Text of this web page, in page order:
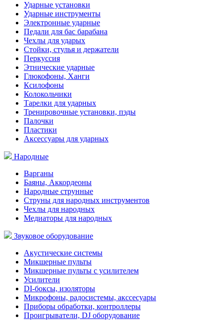
Ударные установки
Ударные инструменты
Электронные ударные
Педали для бас барабана
Чехлы для ударых
Стойки, стулья и держатели
Перкуссия
Этнические ударные
Глюкофоны, Ханги
Ксилофоны
Колокольчики
Тарелки для ударных
Тренировочные установки, пэды
Палочки
Пластики
Аксессуары для ударных
Народные
Варганы
Баяны, Аккордеоны
Народные струнные
Струны для народных инструментов
Чехлы для народных
Медиаторы для народных
Звуковое оборудование
Акустические системы
Микшерные пульты
Микшерные пульты с усилителем
Усилители
DI-боксы, изоляторы
Микрофоны, радосистемы, акссесуары
Приборы обработки, контроллеры
Проигрыватели, DJ оборудование